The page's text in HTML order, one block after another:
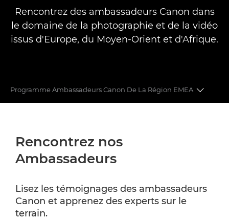
Rencontrez des ambassadeurs Canon dans
le domaine de la photographie et de la vidéo
issus d'Europe, du Moyen-Orient et d'Afrique.
Programme Ambassadeurs Canon De La Région EMEA
SERVICES PROFESSIONNELS CANON
Rencontrez nos
Ambassadeurs
Lisez les témoignages des ambassadeurs
Canon et apprenez des experts sur le
terrain.